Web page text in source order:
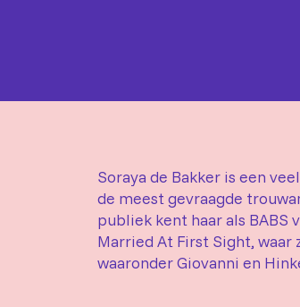
Soraya de Bakker is een
de meest gevraagde
publiek kent haar als BABS
Married At First Sight, waar
waaronder Giovanni en